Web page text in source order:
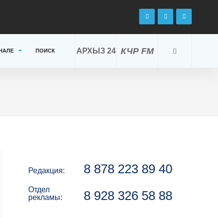
КЧР FM
АРХЫЗ 24
ПОИСК
Редакция: 8 878 223 89 40
Отдел
рекламы:
8 928 326 58 88